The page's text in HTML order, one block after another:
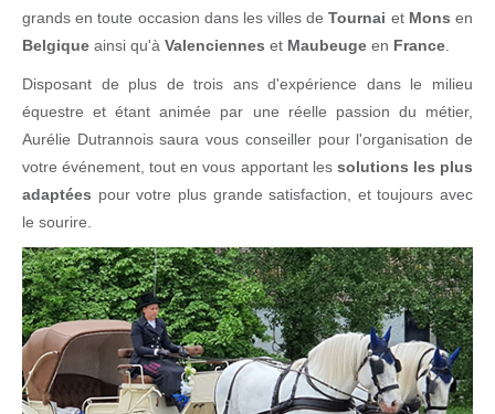
grands en toute occasion dans les villes deTournai et Mons en
Belgique ainsi qu'à Valenciennes et Maubeuge en France
Disposant de plus de trois ans d'expérience dans le milieu
équestre et étant animée par une réelle passion du métier,
Aurélie Dutrannois saura vous conseiller pour l'organisation de
votre événement, tout en vous apportant les solutions les plus
adaptées pour votre plus grande satisfaction, et toujours avec
le sourire.